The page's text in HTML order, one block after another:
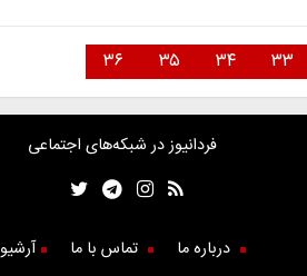
۳۳ ۳۴ ۳۵ ۳۶
فردانیوز در شبکه‌های اجتماعی
درباره ما تماس با ما آرشیو